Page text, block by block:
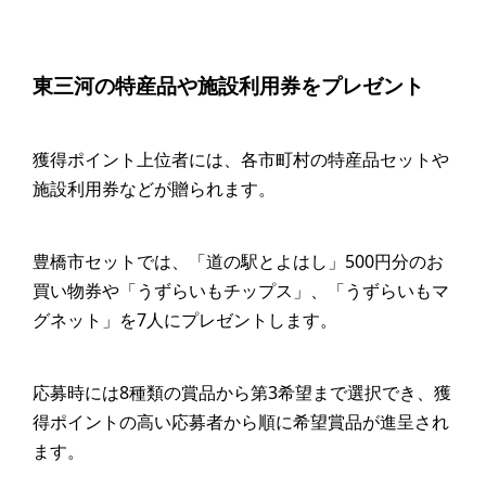
東三河の特産品や施設利用券をプレゼント
獲得ポイント上位者には、各市町村の特産品セットや
施設利用券などが贈られます。
豊橋市セットでは、「道の駅とよはし」500円分のお
買い物券や「うずらいもチップス」、「うずらいもマ
グネット」を7人にプレゼントします。
応募時には8種類の賞品から第3希望まで選択でき、獲
得ポイントの高い応募者から順に希望賞品が進呈され
ます。